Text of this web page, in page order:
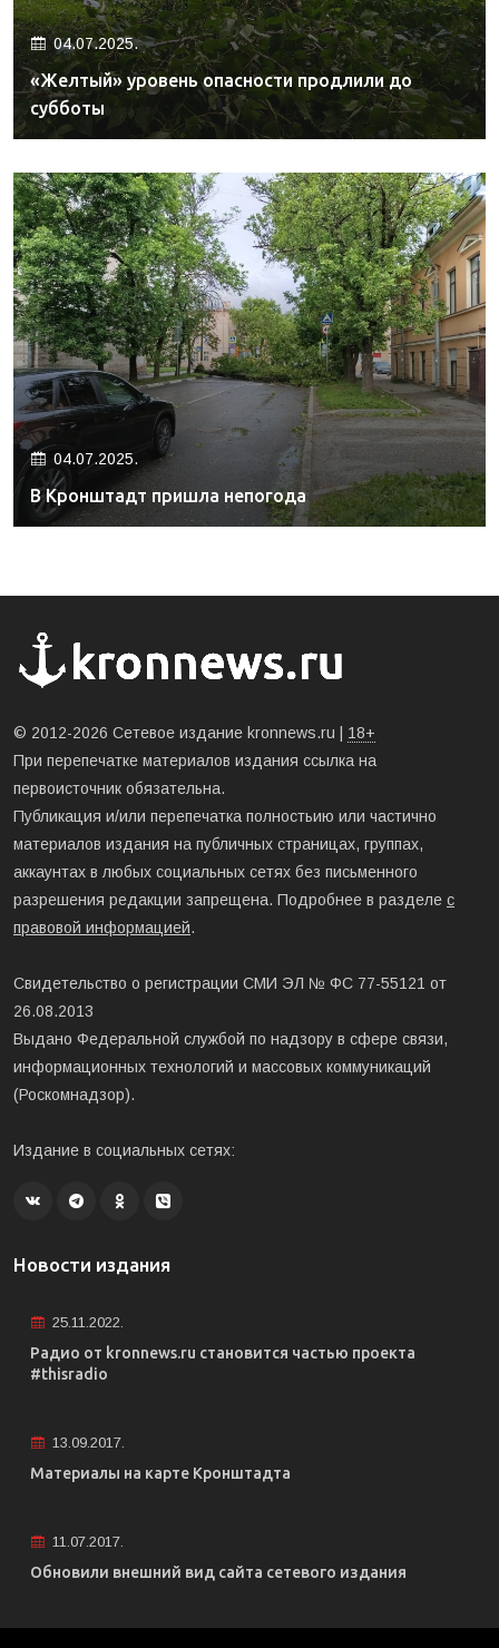
04.07.2025.
«Желтый» уровень опасности продлили до
субботы
04.07.2025.
В Кронштадт пришла непогода
© 2012-2026 Сетевое издание kronnews.ru | 18+
При перепечатке материалов издания ссылка на
первоисточник обязательна.
Публикация и/или перепечатка полностьию или частично
материалов издания на публичных страницах, группах,
аккаунтах в любых социальных сетях без письменного
разрешения редакции запрещена. Подробнее в разделе с
правовой информацией.
Свидетельство о регистрации СМИ ЭЛ № ФС 77-55121 от
26.08.2013
Выдано Федеральной службой по надзору в сфере связи,
информационных технологий и массовых коммуникаций
(Роскомнадзор).
Издание в социальных сетях:
Новости издания
25.11.2022.
Радио от kronnews.ru становится частью проекта
#thisradio
13.09.2017.
Материалы на карте Кронштадта
11.07.2017.
Обновили внешний вид сайта сетевого издания